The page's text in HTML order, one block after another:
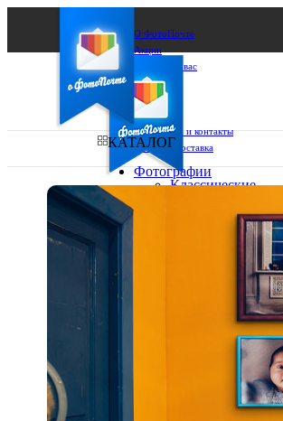
О ФотоПочте
Акции
Сделаем за вас
Бизнесу
FAQ
Франшиза
Поддержка и контакты
Оплата и доставка
Ваш город:
Выберите из списка:
КАТАЛОГ
Фотографии
Классические
10х10
10х15
13х18
15х15
30х30
30х40